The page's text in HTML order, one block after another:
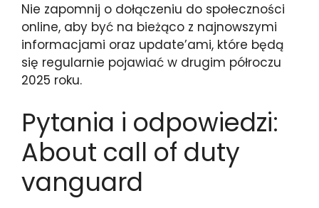
Nie zapomnij o dołączeniu do społeczności
online, aby być na bieżąco z najnowszymi
informacjami oraz update’ami, które będą
się regularnie pojawiać w drugim półroczu
2025 roku.
Pytania i odpowiedzi:
About call of duty
vanguard